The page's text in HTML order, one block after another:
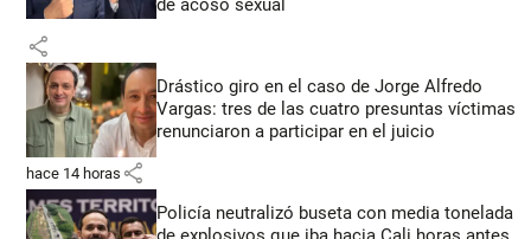
de acoso sexual
share
Drástico giro en el caso de Jorge Alfredo
Vargas: tres de las cuatro presuntas víctimas
renunciaron a participar en el juicio
hace 14 horas share
Policía neutralizó buseta con media tonelada